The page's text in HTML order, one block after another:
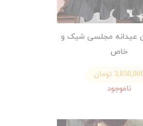
عیدانه مجلسی شیک و
خاص
تومان
ناموجود